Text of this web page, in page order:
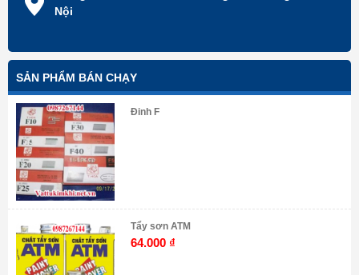
Nội
SẢN PHẨM BÁN CHẠY
Đinh F
Tẩy sơn ATM
64.000 ₫